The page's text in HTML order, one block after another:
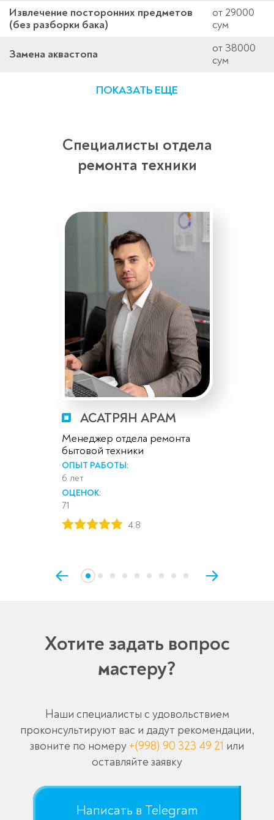
Извлечение посторонних предметов
(без разборки бака)
от 29000
сум
Замена аквастопа
от 38000
сум
ПОКАЗАТЬ ЕЩЕ
Специалисты отдела
ремонта техники
АСАТРЯН АРАМ
Менеджер отдела ремонта
бытовой техники
ОПЫТ РАБОТЫ:
6 лет
ОЦЕНОК:
71
4,8
Хотите задать вопрос
мастеру?
Наши специалисты с удовольствием
проконсультируют вас и дадут рекомендации,
звоните по номеру +(998) 90 323 49 21 или
оставляйте заявку
Написать в Telegram